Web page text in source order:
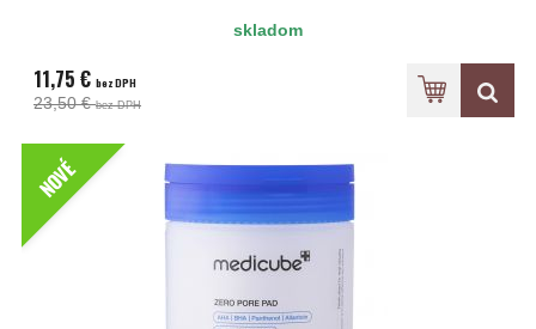
skladom
11,75 € bez DPH
23,50 €bez DPH
NOVÉ